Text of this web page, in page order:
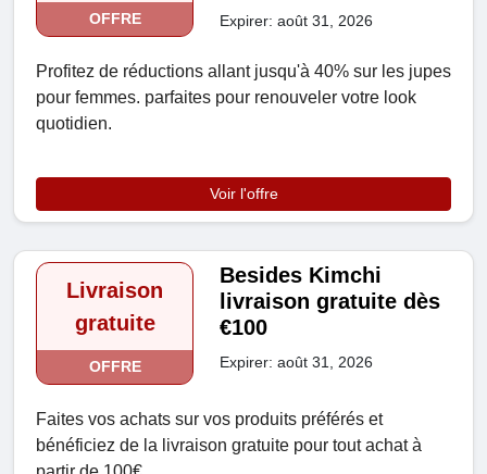
OFFRE Expirer: août 31, 2026
Profitez de réductions allant jusqu'à 40% sur les jupes
pour femmes. parfaites pour renouveler votre look
quotidien.
Voir l'offre
Livraison
gratuite
OFFRE
Besides Kimchi
livraison gratuite dès
€100
Expirer: août 31, 2026
Faites vos achats sur vos produits préférés et
bénéficiez de la livraison gratuite pour tout achat à